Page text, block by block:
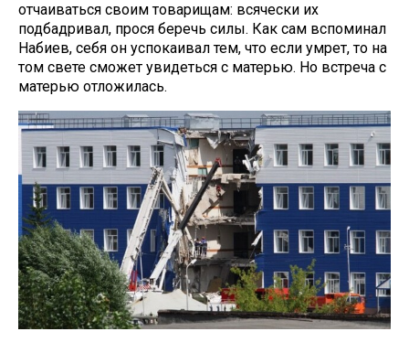
отчаиваться своим товарищам: всячески их
подбадривал, прося беречь силы. Как сам вспоминал
Набиев, себя он успокаивал тем, что если умрет, то на
том свете сможет увидеться с матерью. Но встреча с
матерью отложилась.